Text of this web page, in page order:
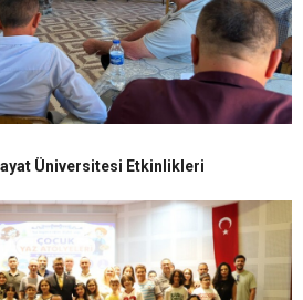
Üniversitesi Etkinlikleri